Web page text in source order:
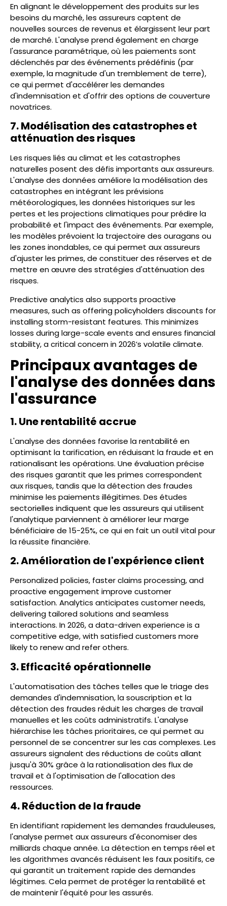
En alignant le développement des produits sur les
besoins du marché, les assureurs captent de
nouvelles sources de revenus et élargissent leur part
de marché. L'analyse prend également en charge
l'assurance paramétrique, où les paiements sont
déclenchés par des événements prédéfinis (par
exemple, la magnitude d'un tremblement de terre),
ce qui permet d'accélérer les demandes
d'indemnisation et d'offrir des options de couverture
novatrices.
7. Modélisation des catastrophes et
atténuation des risques
Les risques liés au climat et les catastrophes
naturelles posent des défis importants aux assureurs.
L'analyse des données améliore la modélisation des
catastrophes en intégrant les prévisions
météorologiques, les données historiques sur les
pertes et les projections climatiques pour prédire la
probabilité et l'impact des événements. Par exemple,
les modèles prévoient la trajectoire des ouragans ou
les zones inondables, ce qui permet aux assureurs
d'ajuster les primes, de constituer des réserves et de
mettre en œuvre des stratégies d'atténuation des
risques.
Predictive analytics also supports proactive
measures, such as offering policyholders discounts for
installing storm-resistant features. This minimizes
losses during large-scale events and ensures financial
stability, a critical concern in 2026’s volatile climate.
Principaux avantages de
l'analyse des données dans
l'assurance
1. Une rentabilité accrue
L'analyse des données favorise la rentabilité en
optimisant la tarification, en réduisant la fraude et en
rationalisant les opérations. Une évaluation précise
des risques garantit que les primes correspondent
aux risques, tandis que la détection des fraudes
minimise les paiements illégitimes. Des études
sectorielles indiquent que les assureurs qui utilisent
l'analytique parviennent à améliorer leur marge
bénéficiaire de 15-25%, ce qui en fait un outil vital pour
la réussite financière.
2. Amélioration de l'expérience client
Personalized policies, faster claims processing, and
proactive engagement improve customer
satisfaction. Analytics anticipates customer needs,
delivering tailored solutions and seamless
interactions. In 2026, a data-driven experience is a
competitive edge, with satisfied customers more
likely to renew and refer others.
3. Efficacité opérationnelle
L'automatisation des tâches telles que le triage des
demandes d'indemnisation, la souscription et la
détection des fraudes réduit les charges de travail
manuelles et les coûts administratifs. L'analyse
hiérarchise les tâches prioritaires, ce qui permet au
personnel de se concentrer sur les cas complexes. Les
assureurs signalent des réductions de coûts allant
jusqu'à 30% grâce à la rationalisation des flux de
travail et à l'optimisation de l'allocation des
ressources.
4. Réduction de la fraude
En identifiant rapidement les demandes frauduleuses,
l'analyse permet aux assureurs d'économiser des
milliards chaque année. La détection en temps réel et
les algorithmes avancés réduisent les faux positifs, ce
qui garantit un traitement rapide des demandes
légitimes. Cela permet de protéger la rentabilité et
de maintenir l'équité pour les assurés.